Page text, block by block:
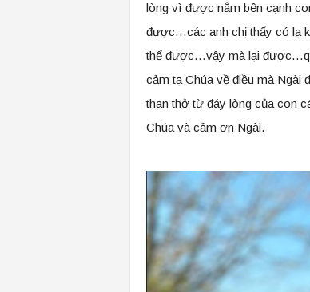
lòng vì được nằm bên cạnh
được…các anh chị thấy có lạ
thể được…vậy mà lại
cảm tạ Chúa về điều mà Ngài
than thở từ đáy lòng của con
Chúa và cảm ơn Ngài.